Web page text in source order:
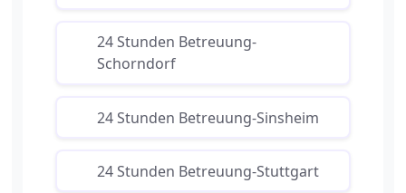
24 Stunden Betreuung-
Schorndorf
24 Stunden Betreuung-Sinsheim
24 Stunden Betreuung-Stuttgart